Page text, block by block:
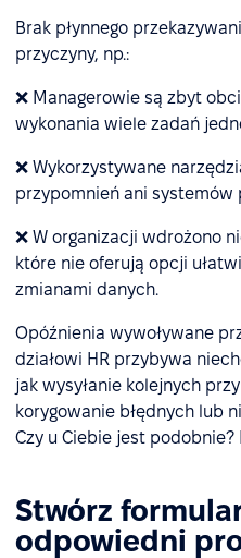
Brak płynnego
przyczyny, np.:
❌ Managerowie są zbyt
wykonania wiele zadań
❌ Wykorzystywane
przypomnień ani systemów
❌ W organizacji wdrożono
które nie oferują opcji
zmianami danych.
Opóźnienia wywoływane
działowi HR przybywa
jak wysyłanie kolejnych
korygowanie błędnych lub
Czy u Ciebie jest podobnie?
Stwórz
odpowiedni